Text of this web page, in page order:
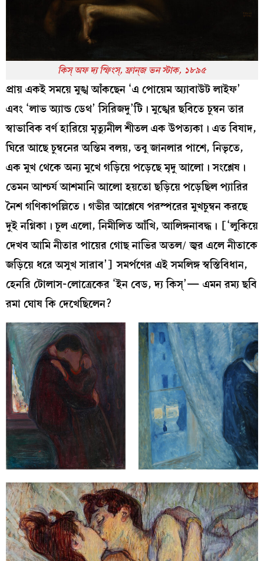
কিস্‌ অফ দ্য স্ফিংস্‌, ফ্রান্‌জ ভন স্টাক, ১৮৯৫
প্রায় একই সময়ে মুঙ্খ আঁকছেন ‘এ পোয়েম অ্যাবাউট লাইফ’
এবং ‘লাভ অ্যান্ড ডেথ’ সিরিজদু’টি। মুঙ্খের ছবিতে চুম্বন তার
স্বাভাবিক বর্ণ হারিয়ে মৃত্যুনীল শীতল এক উপত্যকা। এত বিষাদ,
ঘিরে আছে চুম্বনের অন্তিম বলয়, তবু জানলার পাশে, নিভৃতে,
এক মুখ থেকে অন্য মুখে গড়িয়ে পড়েছে মৃদু আলো। সংশ্লেষ।
তেমন আশ্চর্য আশমানি আলো হয়তো ছড়িয়ে পড়েছিল প্যারির
নৈশ গণিকাপল্লিতে। গভীর আশ্লেষে পরস্পরের মুখচুম্বন করছে
দুই নগ্নিকা। চুল এলো, নিমীলিত আঁখি, আলিঙ্গনাবদ্ধ। [‘লুকিয়ে
দেখব আমি নীতার পায়ের গোছ নাভির অতল/ জ্বর এলে নীতাকে
জড়িয়ে ধরে অসুখ সারাব’] সমর্পণের এই সমলিঙ্গ স্বস্তিবিধান,
হেনরি টোলাস-লোত্রেকের ‘ইন বেড, দ্য কিস্‌’— এমন রম্য ছবি
রমা ঘোষ কি দেখেছিলেন?